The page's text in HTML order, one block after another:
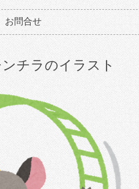
お問合せ
チラのイラスト